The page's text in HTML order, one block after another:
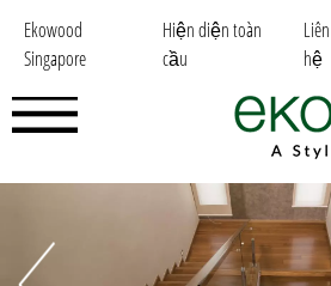
Ekowood
Singapore
Hiện diện toàn
cầu
Liên
hệ